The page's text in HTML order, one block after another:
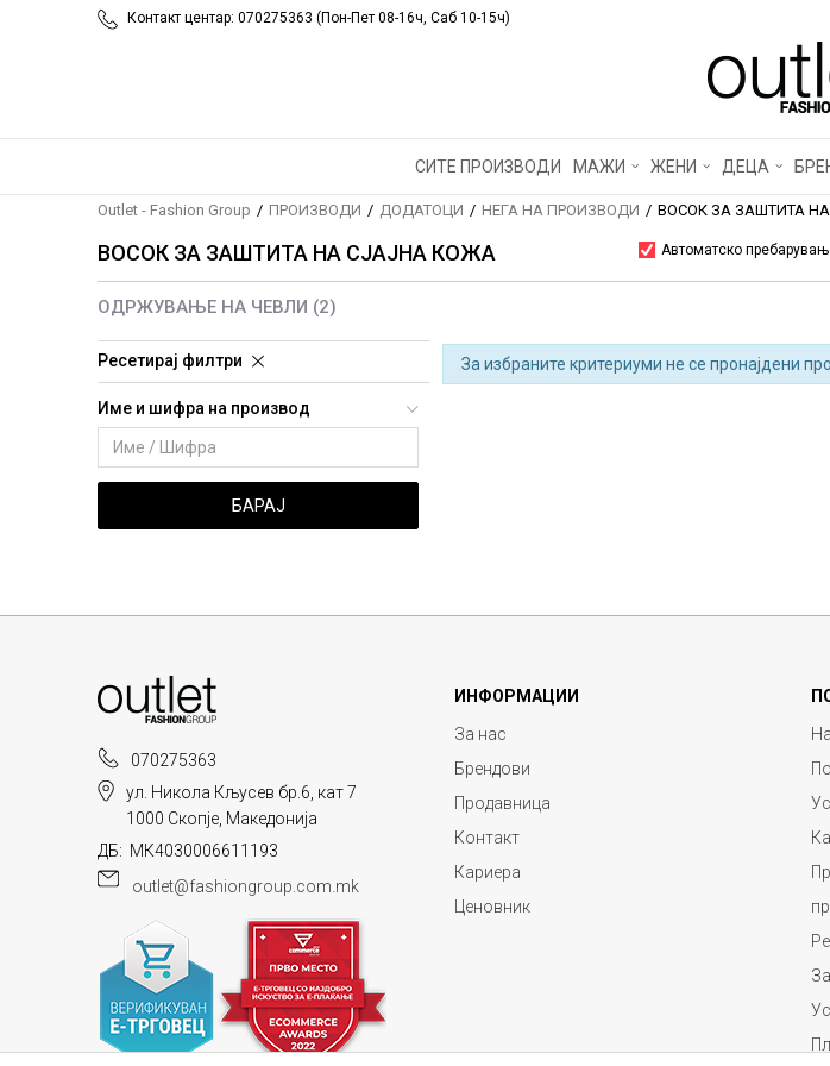
Контакт центар: 070275363 (Пон-Пет 08-16ч, Саб 10-15ч)
СИТЕ ПРОИЗВОДИ МАЖИ ЖЕНИ ДЕЦА
Outlet - Fashion Group ПРОИЗВОДИ ДОДАТОЦИ НЕГА НА ПРОИЗВОДИ ВОСОК ЗА ЗАШТИТА
ВОСОК ЗА ЗАШТИТА НА СЈАЈНА КОЖА Автоматско
ОДРЖУВАЊЕ НА ЧЕВЛИ (2)
Ресетирај филтри
Име и шифра на производ
БАРАЈ
За избраните критериуми не се пронајдени
070275363
ул. Никола Кљусев бр.6, кат 7
1000 Скопје, Македонија
ДБ: МК4030006611193
outlet@fashiongroup.com.mk
ИНФОРМАЦИИ
За нас
Брендови
Продавница
Контакт
Кариера
Ценовник